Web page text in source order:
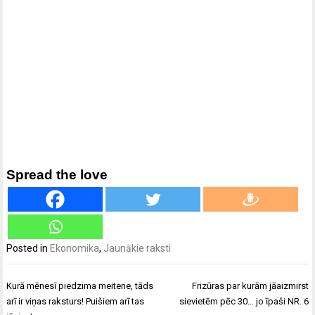
Spread the love
Posted in Ekonomika, Jaunākie raksti
Ziņu
izvēlne
Kurā mēnesī piedzima meitene, tāds
arī ir viņas raksturs! Puišiem arī tas
Frizūras par kurām jāaizmirst
sievietēm pēc 30… jo īpaši NR. 6